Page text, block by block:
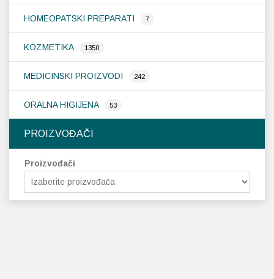
HOMEOPATSKI PREPARATI 7
KOZMETIKA 1350
MEDICINSKI PROIZVODI 242
ORALNA HIGIJENA 53
PROIZVOĐAČI
Proizvođači